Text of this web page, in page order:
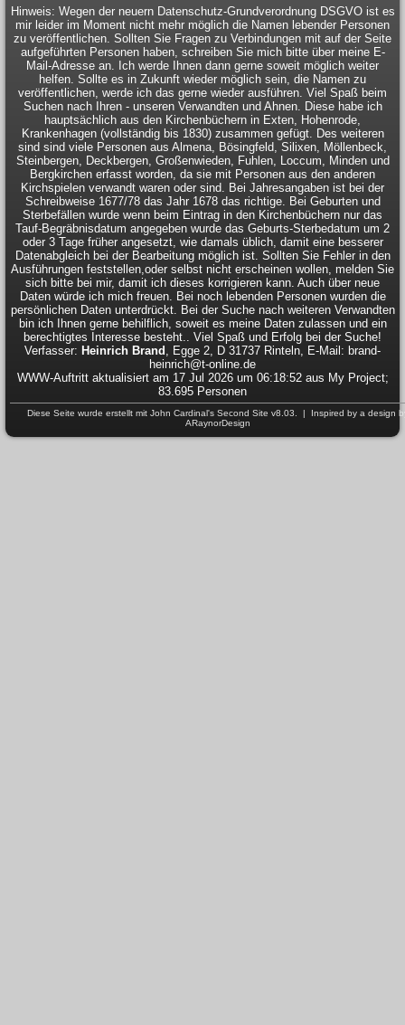
Hinweis: Wegen der neuern Datenschutz-Grundverordnung DSGVO ist es
mir leider im Moment nicht mehr möglich die Namen lebender Personen
zu veröffentlichen. Sollten Sie Fragen zu Verbindungen mit auf der Seite
aufgeführten Personen haben, schreiben Sie mich bitte über meine E-
Mail-Adresse an. Ich werde Ihnen dann gerne soweit möglich weiter
helfen. Sollte es in Zukunft wieder möglich sein, die Namen zu
veröffentlichen, werde ich das gerne wieder ausführen. Viel Spaß beim
Suchen nach Ihren - unseren Verwandten und Ahnen. Diese habe ich
hauptsächlich aus den Kirchenbüchern in Exten, Hohenrode,
Krankenhagen (vollständig bis 1830) zusammen gefügt. Des weiteren
sind sind viele Personen aus Almena, Bösingfeld, Silixen, Möllenbeck,
Steinbergen, Deckbergen, Großenwieden, Fuhlen, Loccum, Minden und
Bergkirchen erfasst worden, da sie mit Personen aus den anderen
Kirchspielen verwandt waren oder sind. Bei Jahresangaben ist bei der
Schreibweise 1677/78 das Jahr 1678 das richtige. Bei Geburten und
Sterbefällen wurde wenn beim Eintrag in den Kirchenbüchern nur das
Tauf-Begräbnisdatum angegeben wurde das Geburts-Sterbedatum um 2
oder 3 Tage früher angesetzt, wie damals üblich, damit eine besserer
Datenabgleich bei der Bearbeitung möglich ist. Sollten Sie Fehler in den
Ausführungen feststellen,oder selbst nicht erscheinen wollen, melden Sie
sich bitte bei mir, damit ich dieses korrigieren kann. Auch über neue
Daten würde ich mich freuen. Bei noch lebenden Personen wurden die
persönlichen Daten unterdrückt. Bei der Suche nach weiteren Verwandten
bin ich Ihnen gerne behilflich, soweit es meine Daten zulassen und ein
berechtigtes Interesse besteht.. Viel Spaß und Erfolg bei der Suche!
Verfasser: Heinrich Brand , Egge 2, D 31737 Rinteln, E-Mail: brand-
heinrich@t-online.de
WWW-Auftritt aktualisiert am 17 Jul 2026 um 06:18:52 aus My Project;
83.695 Personen
Diese Seite wurde erstellt mit John Cardinal's Second Site v8.03. | Inspired by a design
ARaynorDesign